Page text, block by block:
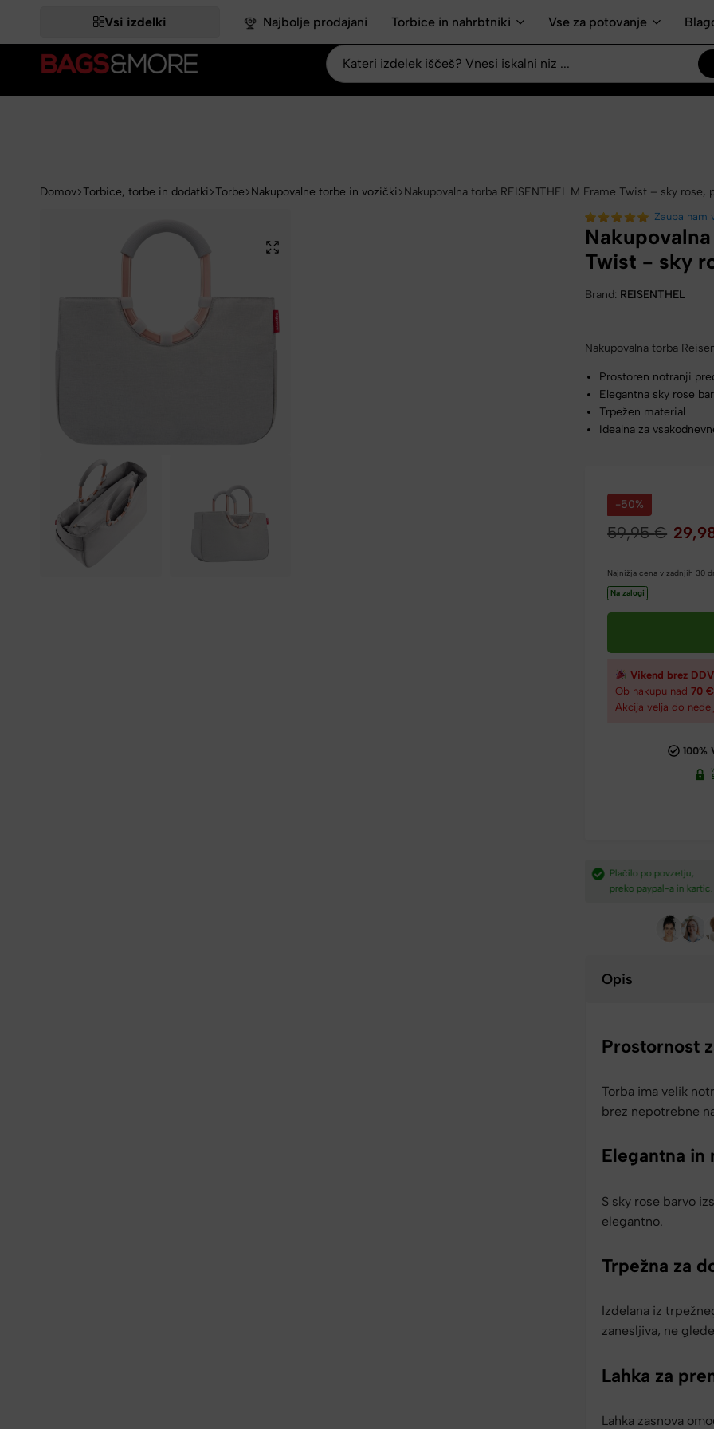
IZKORISTI >>
IZKORISTI >>
IZKORISTI >>
IZKORISTI >>
IZKORISTI >>
Vsi izdelki Najbolje prodajani Torbice in nahrbtniki Vse za potovanje
Domov Torbice, torbe in dodatki Torbe Nakupovalne torbe in vozički Nakupovalna torba REISENTHEL M Frame Twist – sky rose,
Zaupa
Twist - sky
Brand: REISENTHEL
Nakupovalna torba
Prostoren notranji
Elegantna sky rose
Trpežen material
Idealna za
-50%
59,95€
Najnižja cena v zadnjih 30
Na zalogi
Vikend brez DDV
Ob nakupu nad70 €
Akcija velja do
100%
Hitra dostava iz
v 2-4 dneh.​
Opis
Prostornost
Torba ima velik
brez nepotrebne
Elegantna in
S sky rose barvo
elegantno.
Trpežna za
Izdelana iz
zanesljiva, ne
Lahka za
Lahka zasnova